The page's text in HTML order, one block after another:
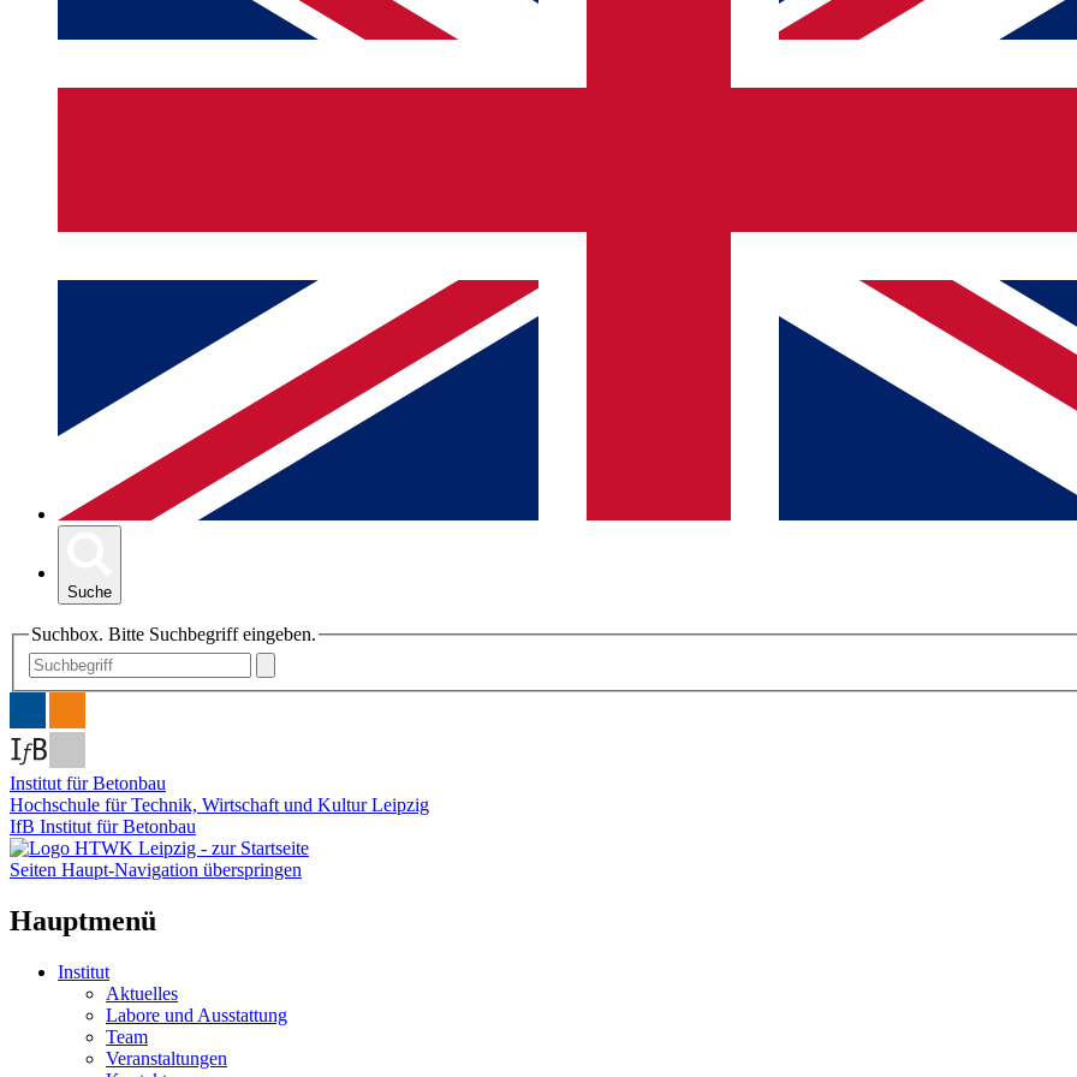
Suche
Suchbox. Bitte Suchbegriff eingeben.
Institut für Betonbau
Hochschule für Technik, Wirtschaft und Kultur Leipzig
IfB Institut für Betonbau
Seiten Haupt-Navigation überspringen
Hauptmenü
Institut
Aktuelles
Labore und Ausstattung
Team
Veranstaltungen